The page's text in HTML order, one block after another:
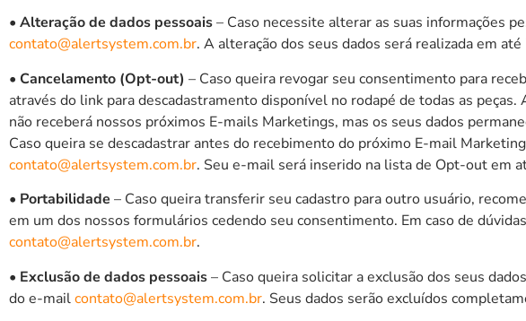
• Alteração de dados pessoais– Caso necessite alterar as suas informações
contato@alertsystem.com.br. A alteração dos seus dados será realizada em
• Cancelamento (Opt-out) – Caso queira revogar seu consentimento para
através do link para descadastramento disponível no rodapé de todas as
não receberá nossos próximos E-mails Marketings, mas os seus dados
Caso queira se descadastrar antes do recebimento do próximo E-mail
contato@alertsystem.com.br. Seu e-mail será inserido na lista de Opt-out em
• Portabilidade – Caso queira transferir seu cadastro para outro usuário,
em um dos nossos formulários cedendo seu consentimento. Em caso de
contato@alertsystem.com.br.
• Exclusão de dados pessoais– Caso queira solicitar a exclusão dos seus
do e-mailcontato@alertsystem.com.br. Seus dados serão excluídos